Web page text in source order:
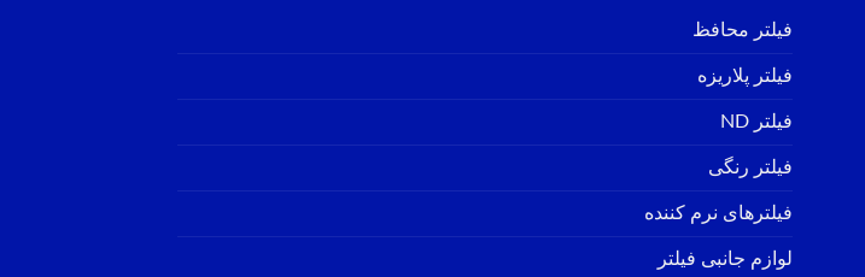
فیلتر محافظ
فیلتر پلاریزه
فیلتر ND
فیلتر رنگی
فیلترهای نرم کننده
لوازم جانبی فیلتر